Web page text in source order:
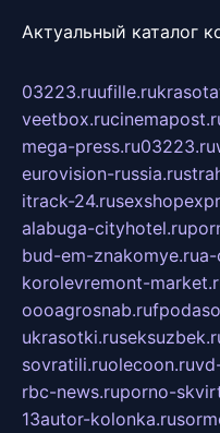
Актуальный каталог
03223.ruufille.ru
veetbox.ru
mega-press.ru03223.ru
eurovision-russia.ru
itrack-24.ru
alabuga-cityhotel.ru
bud-em-znakomye.rua-
korolevremont-
oooagrosnab.ru
ukrasotki.ru
sovratili.ruolecoon.ru
rbc-news.ruporno-
13autor-kolonka.ru